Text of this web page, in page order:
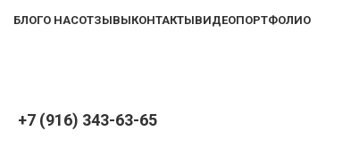
БЛОГО НАСОТЗЫВЫКОНТАКТЫВИДЕОПОРТФОЛИО
+7 (916) 343-63-65